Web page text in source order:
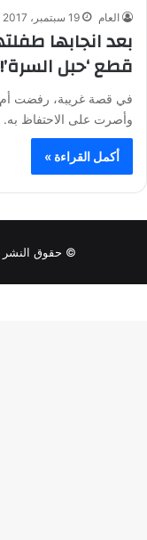
العام 19 سبتمبر، 2017
بعد انجابها
قطع ‘حبل
في قصة غريبة، رفضت أم
وأصرت على الاحتفاظ به.
أكمل القراءة »
© حقوق النشر 2026، بعض الحقوق محفوظة |